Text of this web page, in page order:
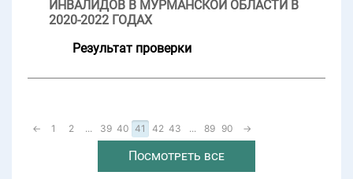
ИНВАЛИДОВ В МУРМАНСКОЙ ОБЛАСТИ В
2020-2022 ГОДАХ
Результат проверки
← 1 2 ... 39 40 41 42 43 ... 89 90 →
Посмотреть все